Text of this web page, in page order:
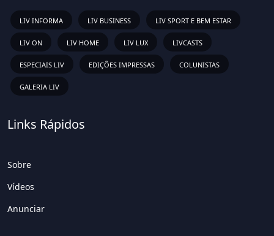
LIV INFORMA LIV BUSINESS LIV SPORT E BEM ESTAR
LIV ON LIV HOME LIV LUX LIVCASTS
ESPECIAIS LIV EDIÇÕES IMPRESSAS COLUNISTAS
GALERIA LIV
Links Rápidos
Sobre
Vídeos
Anunciar